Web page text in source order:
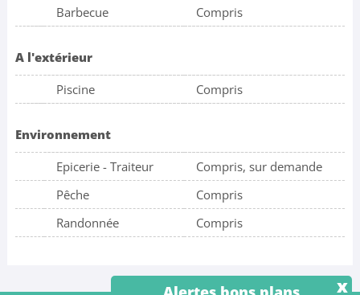
x
Barbecue
Compris
A l'extérieur
Piscine
Compris
Environnement
Epicerie - Traiteur
Compris, sur demande
Pêche
Compris
Randonnée
Compris